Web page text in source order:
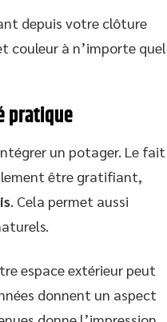
depuis votre clôture
couleur à n’importe quel
pratique
un potager. Le fait
être gratifiant,
. Cela permet aussi
espace extérieur peut
donnent un aspect